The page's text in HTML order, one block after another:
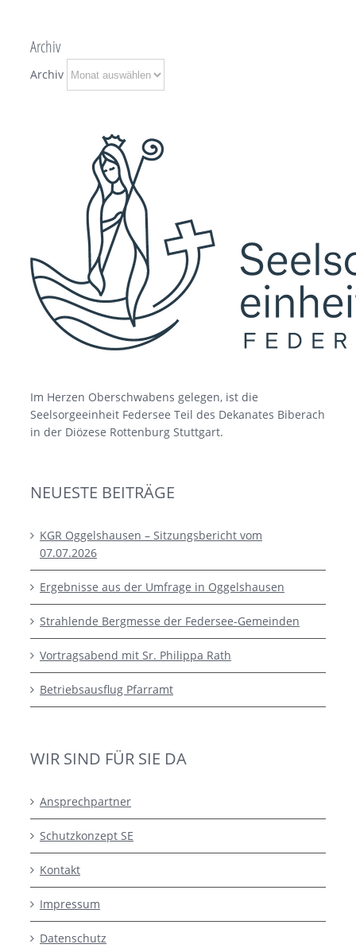
Archiv
Archiv
Im Herzen Oberschwabens gelegen, ist die
Seelsorgeeinheit Federsee Teil des Dekanates Biberach
in der Diözese Rottenburg Stuttgart.
NEUESTE BEITRÄGE
KGR Oggelshausen – Sitzungsbericht vom
07.07.2026
Ergebnisse aus der Umfrage in Oggelshausen
Strahlende Bergmesse der Federsee-Gemeinden
Vortragsabend mit Sr. Philippa Rath
Betriebsausflug Pfarramt
WIR SIND FÜR SIE DA
Ansprechpartner
Schutzkonzept SE
Kontakt
Impressum
Datenschutz